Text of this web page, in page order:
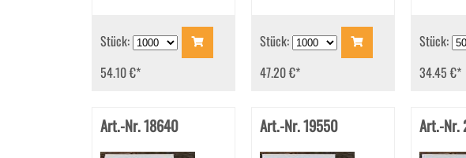
Stück:
54.10 €*
Stück:
47.20 €*
Stück:
34.45 €*
Art.-Nr. 18640 Art.-Nr. 19550 Art.-Nr.